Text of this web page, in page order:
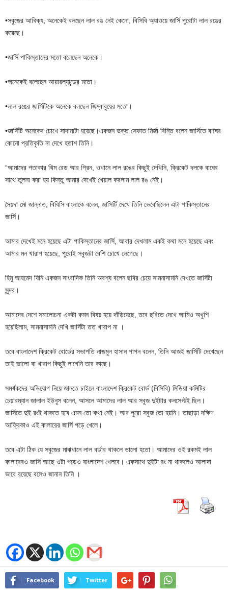
•সবুজের আধিক্য, অনেকেই বলছেন লাল রঙ নেই কেনো, বিসিবি অ্যাওয়ে জার্সি পুরোটা লাল রঙের
করেছে।
•জার্সি পাকিস্তানের মতো বলেছেন অনেকে।
•অনেকেই বলেছেন আয়ারল্যান্ডের মতো।
•লাল রঙের জার্সিটিকে অনেকে বলছেন জিম্বাবুয়ের মতো।
•জার্সিটি অনেকের চোখে সাদামাটা হয়েছে।একজন ভক্ত সেফাত মির্জা বিন্তি বলেন জার্সিতে বাঘের
কোনো প্রতিকৃতি না দেখে হতাশ তিনি।
“আমাদের পতাকার থিম রেড আর গ্রিন, ওখানে লাল রঙের কিছুই দেখিনি, ক্রিকেট দলকে বাঘের
সাথে তুলনা করা হয় কিন্তু আমার দেখেই খেয়াল করলাম লাল রঙ নেই।
সৈয়দা মৌ জান্নাত, বিবিসি বাংলাকে বলেন, জাসির্টি দেখে তিনি ভেবেছিলেন এটা পাকিস্তানের
জার্সি।
আমার দেখেই মনে হয়েছে এটা পাকিস্তানের জার্সি, আবার দেখলাম একই কথা মনে হয়েছে এবং
আমার মন খারাপ হয়েছে, পুরোই সবুজটা বেশি চোখে লেগেছে।
হিমু আহমেদ যিনি একজন সাংবাদিক তিনি অবশ্য বলেন ছবির চেয়ে সামনাসামনি দেখতে জার্সিটা
সুন্দর।
আমাদের দেশে সমালোচনা একটা কমন বিষয় হয়ে দাঁড়িয়েছে, তবে ছবিতে দেখে আমিও অখুশি
হয়েছিলাম, সামনাসামনি দেখি জার্সিটা তত খারাপ না ।
তবে বাংলাদেশ ক্রিকেট বোর্ডের সভাপতি নাজমুল হাসান পাপন বলেন, তিনি আজই জার্সিটি দেখেছেন
তাই ভালো বা খারাপ কিছুই লাগেনি তার কাছে।
সমর্থকদের অভিযোগ নিয়ে জানতে চাইলে বাংলাদেশ ক্রিকেট বোর্ড (বিসিবি) মিডিয়া কমিটির
চেয়ারম্যান জালাল ইউনুস বলেন, আসলে আমাদের লাল আর সবুজ দুইটার কনসেপ্টই ছিল।
জার্সিতে দুই রংই থাকতে হবে এমন তো কথা নেই। আর পুরো সবুজ তো হয়নি। তাছাড়া দক্ষিণ
আফ্রিকাও এই কালারের জার্সি পড়ে খেলে।
তবে এটা ঠিক যে সবুজের মাঝখানে লাল বর্ডার থাকলে ভালো হতো। আমাদের ওই রকমই লাল
কালারেরও জার্সি আছে ওটা পড়েও বাংলাদেশ খেলবে। একসাথে দুইটা রং না থাকলেও আলাদা
ভাবে রয়েছে বলেও জানান তিনি ।
Facebook Twitter